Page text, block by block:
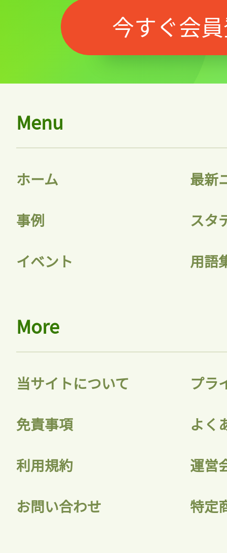
記事をお気に入りに
ログインが必
ログイン
今すぐ会
Menu
ホーム 最新
事例 スタ
イベント 用語
More
当サイトについて プラ
免責事項 よく
利用規約 運営
お問い合わせ 特定